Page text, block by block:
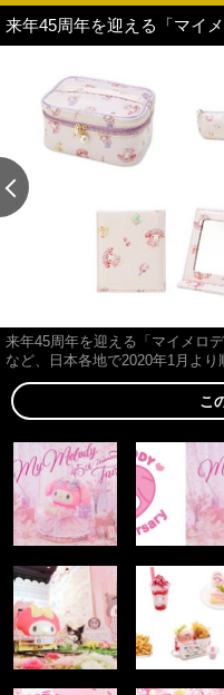
来年45周年を迎える「マイメロ
など、日本各地で2020年1月より
こ